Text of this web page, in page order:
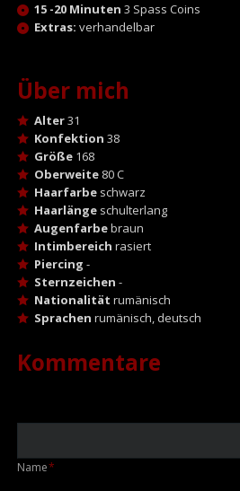
15 -20 Minuten 3 Spass Coins
Extras: verhandelbar
Über mich
Alter31
Konfektion 38
Größe168
Oberweite80 C
Haarfarbeschwarz
Haarlängeschulterlang
Augenfarbebraun
Intimbereich rasiert
Piercing -
Sternzeichen -
Nationalität rumänisch
Sprachen rumänisch, deutsch
Kommentare
Pflichtfeld
Name*